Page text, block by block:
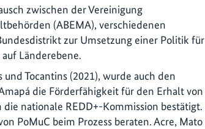
zwischen der Vereinigung
(ABEMA), verschiedenen
zur Umsetzung einer Politik für
Länderebene.
Tocantins (2021), wurde auch den
die Förderfähigkeit für den Erhalt von
nationale REDD+-Kommission bestätigt.
PoMuC beim Prozess beraten. Acre, Mato